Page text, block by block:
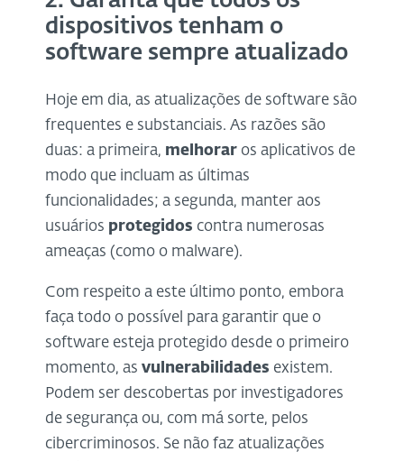
dispositivos tenham o
software sempre atualizado
Hoje em dia, as atualizações de software são
frequentes e substanciais. As razões são
duas: a primeira, melhorar os aplicativos de
modo que incluam as últimas
funcionalidades; a segunda, manter aos
usuários protegidos contra numerosas
ameaças (como o malware).
Com respeito a este último ponto, embora
faça todo o possível para garantir que o
software esteja protegido desde o primeiro
momento, as vulnerabilidades existem.
Podem ser descobertas por investigadores
de segurança ou, com má sorte, pelos
cibercriminosos. Se não faz atualizações